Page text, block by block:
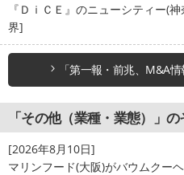
『ＤｉＣＥ』のニューシティー(
界]
「第一報・前兆、M&A
「その他（業種・業態）」
[2026年8月10日]
マリンフード(大阪)がバウムク